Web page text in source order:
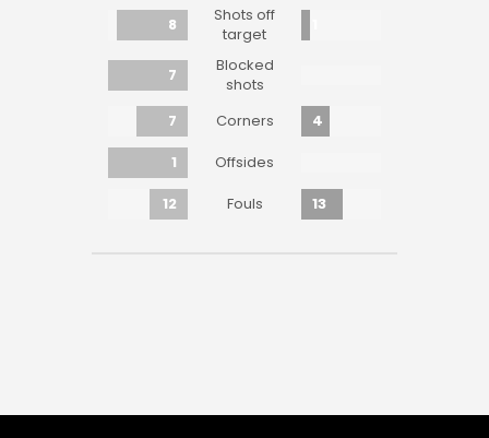
8
Shots off
target
7
Blocked
shots
7
Corners
4
1
Offsides
12
Fouls 13